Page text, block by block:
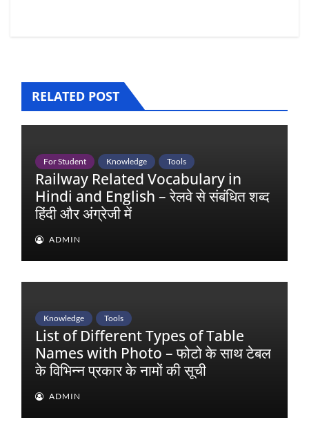
RELATED POST
For Student Knowledge Tools
Railway Related Vocabulary in
Hindi and English – रेलवे से संबंधित शब्द
हिंदी और अंग्रेजी में
ADMIN
Knowledge Tools
List of Different Types of Table
Names with Photo – फोटो के साथ टेबल
के विभिन्न प्रकार के नामों की सूची
ADMIN